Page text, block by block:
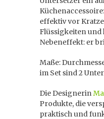
effektiv vor
Flüssigkeiten und
Nebeneffekt: er
Maße:
im Set sind 2
Die Designerin
Produkte, die
praktisch und